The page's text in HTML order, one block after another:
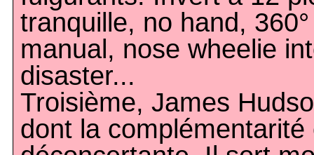
tranquille, no hand, 360°
manual, nose wheelie
disaster...
Troisième, James
dont la complémentarité